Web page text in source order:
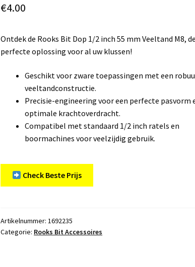
€4.00
Ontdek de Rooks Bit Dop 1/2 inch 55 mm Veeltand M8,
perfecte oplossing voor al uw klussen!
Geschikt voor zware toepassingen met een
veeltandconstructie.
Precisie-engineering voor een perfecte pasvorm
optimale krachtoverdracht.
Compatibel met standaard 1/2 inch ratels en
boormachines voor veelzijdig gebruik.
Check Beste Prijs
Artikelnummer:1692235
Categorie: Rooks Bit Accessoires